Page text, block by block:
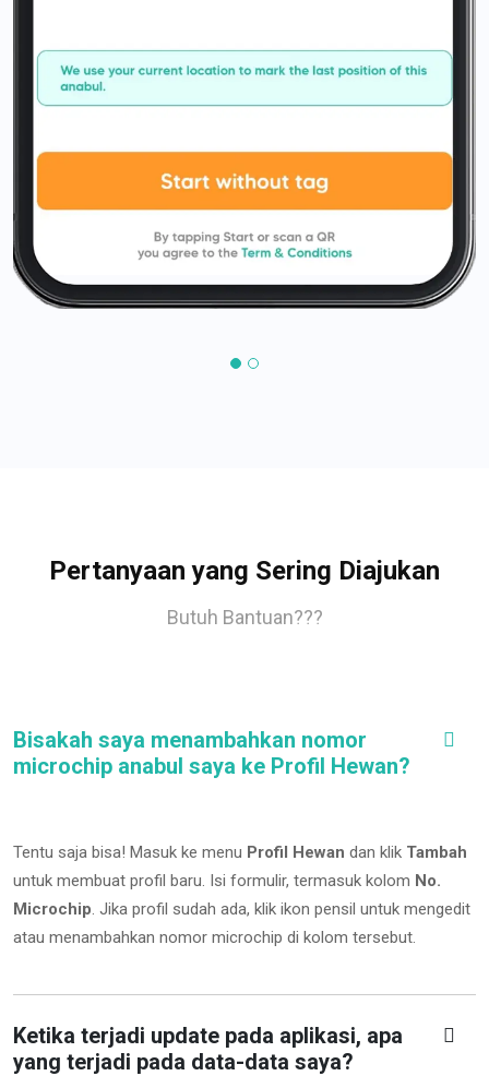
Pertanyaan yang Sering Diajukan
Butuh Bantuan???
Bisakah saya menambahkan nomor
microchip anabul saya ke Profil Hewan?
Tentu saja bisa! Masuk ke menu Profil Hewan dan klik Tambah
untuk membuat profil baru. Isi formulir, termasuk kolom No.
Microchip. Jika profil sudah ada, klik ikon pensil untuk mengedit
atau menambahkan nomor microchip di kolom tersebut.
Ketika terjadi update pada aplikasi, apa
yang terjadi pada data-data saya?